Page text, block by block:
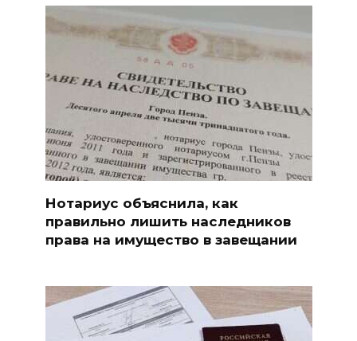
Нотариус объяснила, как
правильно лишить наследников
права на имущество в завещании